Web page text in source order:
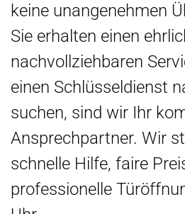
keine unangenehmen
Sie erhalten einen
nachvollziehbaren
einen Schlüsseldienst
suchen, sind wir Ihr
Ansprechpartner. Wir
schnelle Hilfe, faire
professionelle